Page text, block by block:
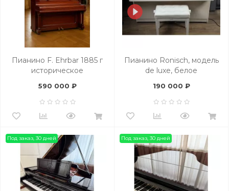
Пианино F. Ehrbar 1885 г
историческое
590 000 ₽
Пианино Ronisch, модель
de luxe, белое
190 000 ₽
Под заказ, 30 дней Под заказ, 30 дней